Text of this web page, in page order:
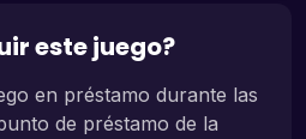
este juego?
en préstamo durante las
de préstamo de la